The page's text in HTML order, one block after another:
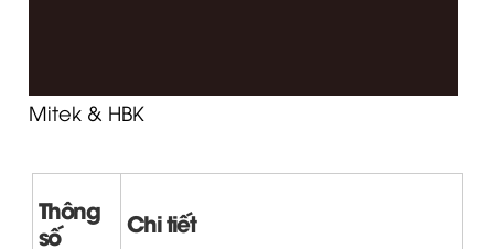
Mitek & HBK
Thông
số
Chi tiết